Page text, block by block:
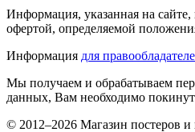
Информация, указанная на
офертой, определяемой
Информация для
Мы получаем и обрабатываем
данных, Вам необходимо
© 2012–2026 Магазин постеров и